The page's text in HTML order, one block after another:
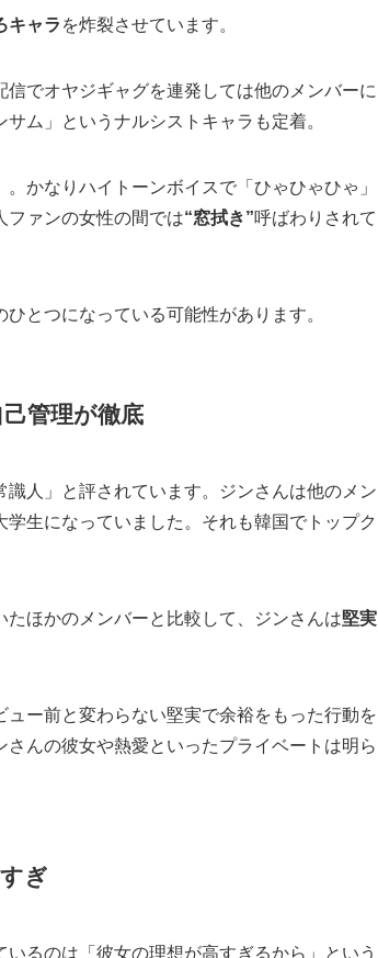
キャラ を炸裂させています。
でオヤジギャグを連発しては他のメンバーに
ム」というナルシストキャラも定着。
かなりハイトーンボイスで「ひゃひゃひゃ」
ファンの女性の間では“窓拭き”呼ばわりされて
とつになっている可能性があります。
管理が徹底
人」と評されています。ジンさんは他のメン
生になっていました。それも韓国でトップク
ほかのメンバーと比較して、ジンさんは堅実
ー前と変わらない堅実で余裕をもった行動を
んの彼女や熱愛といったプライベートは明ら
ぎ
るのは「彼女の理想が高すぎるから」という